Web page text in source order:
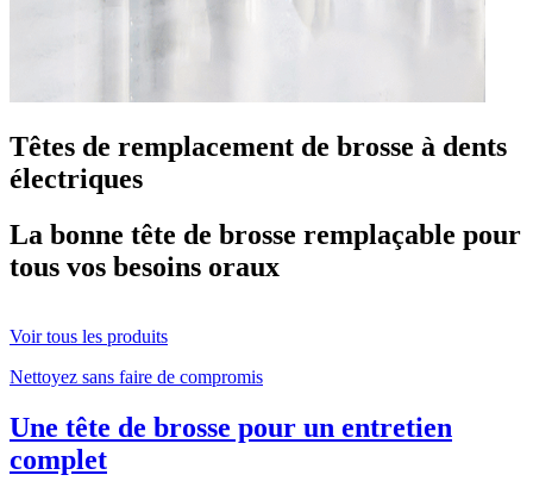
Têtes de remplacement de brosse à dents
électriques
La bonne tête de brosse remplaçable pour
tous vos besoins oraux
Voir tous les produits
Nettoyez sans faire de compromis
Une tête de brosse pour un entretien
complet